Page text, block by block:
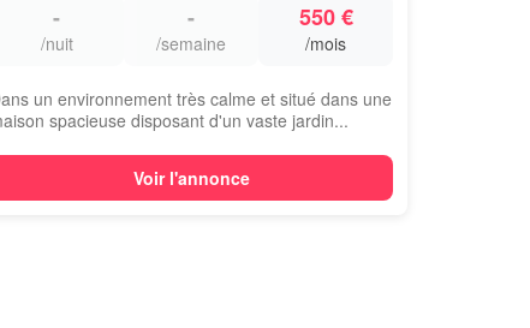
-
/nuit
-
/semaine
550 €
/mois
un environnement très calme et situé dans une
spacieuse disposant d'un vaste jardin...
Voir l'annonce